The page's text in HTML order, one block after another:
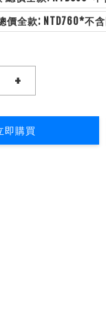
配置1: A4款 總價全
+
即購買